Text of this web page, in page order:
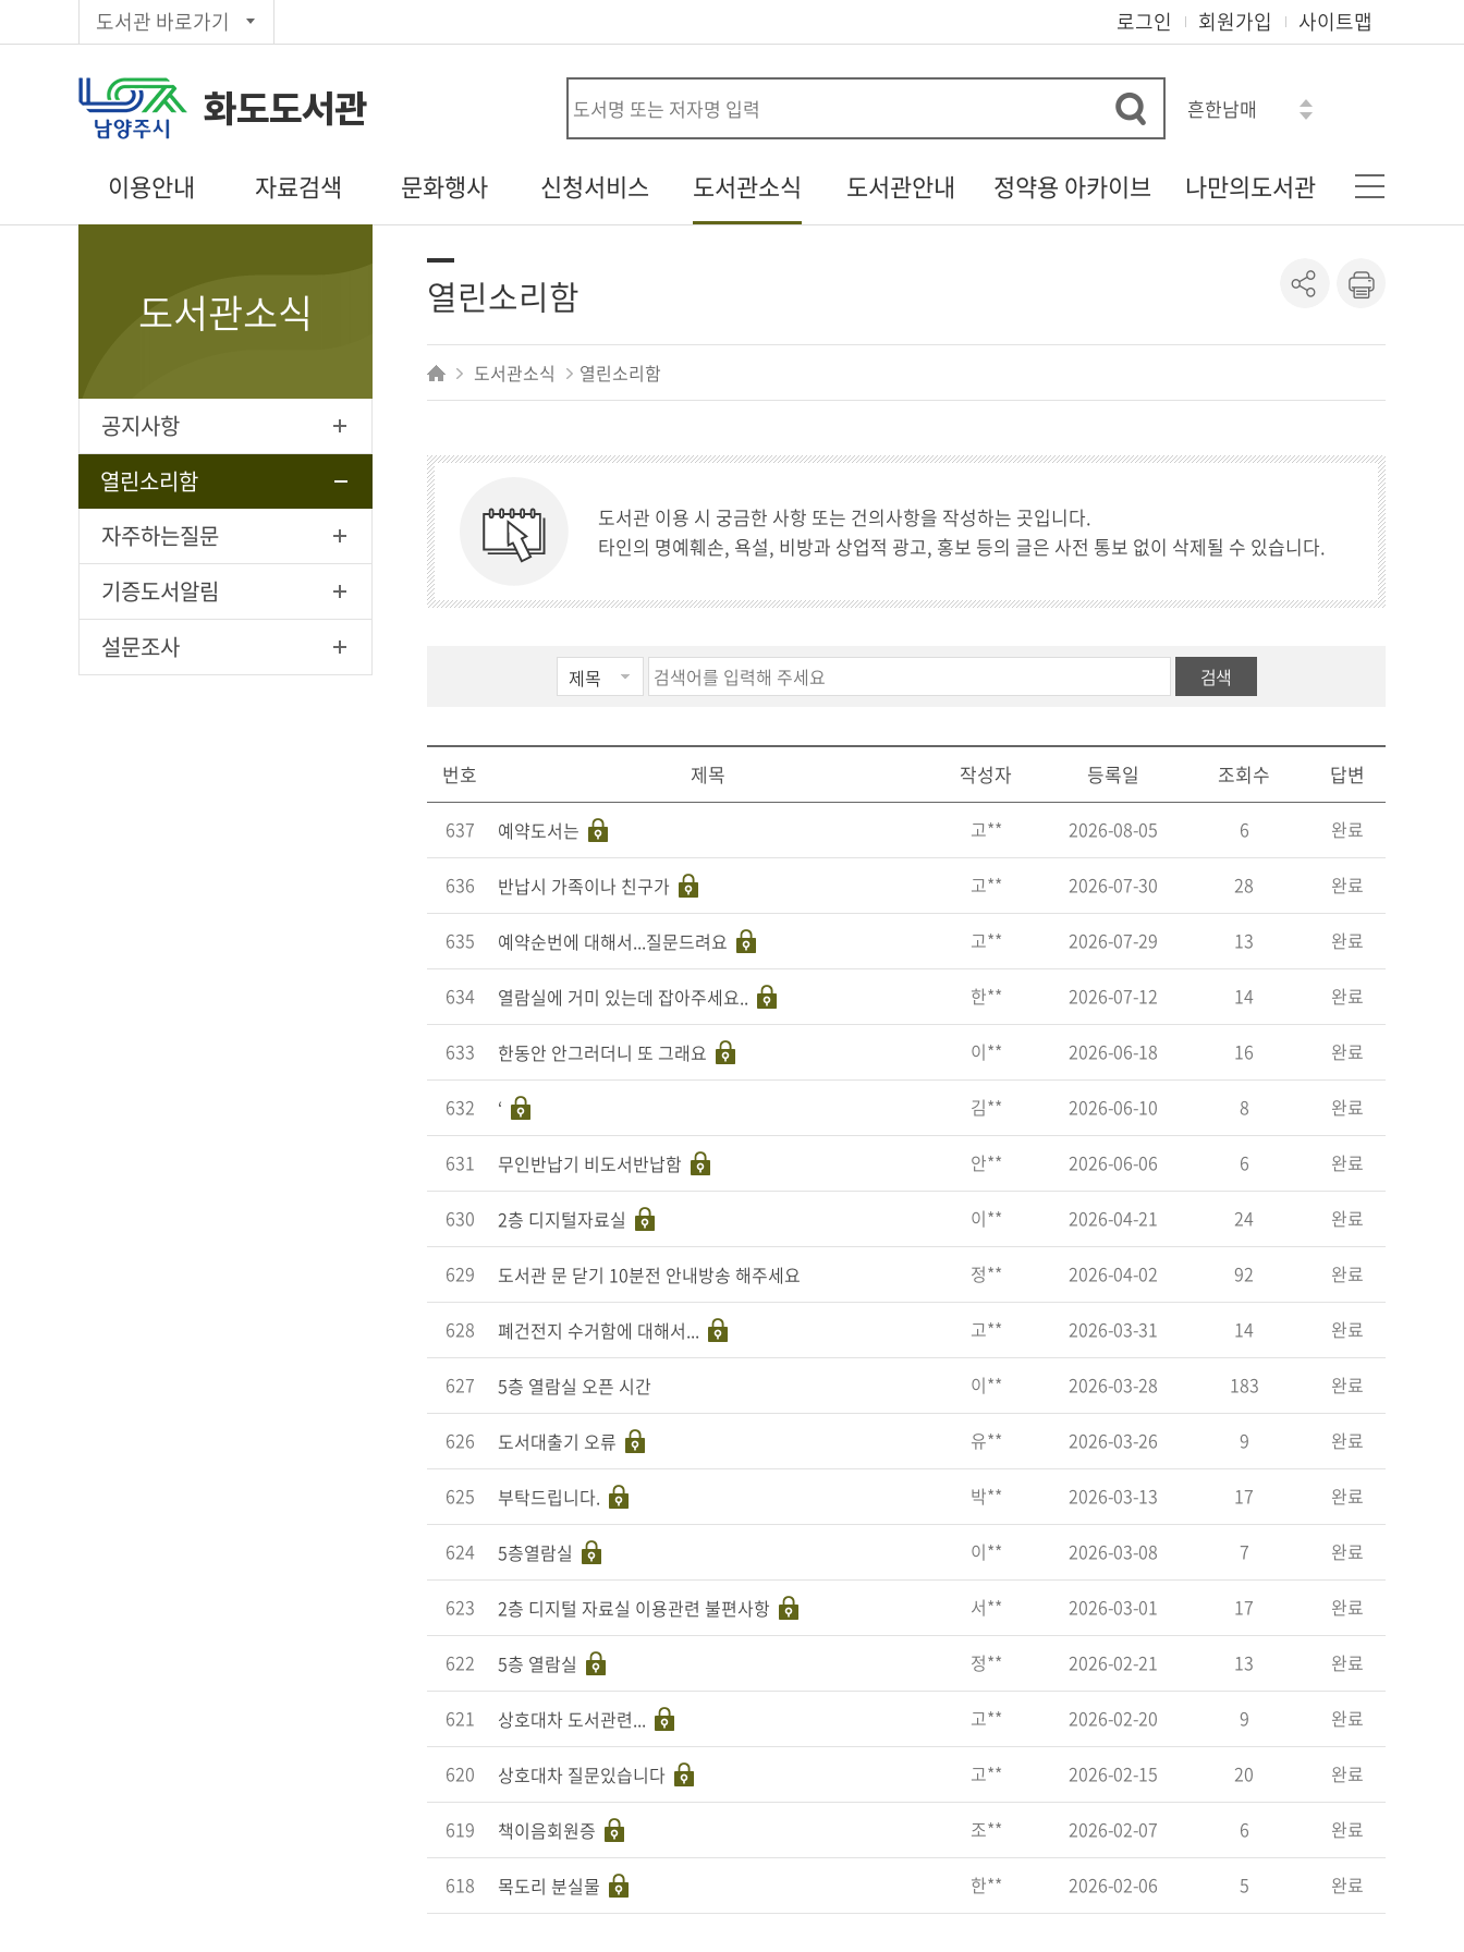
도서관 바로가기 로그인 회원가입 사이트맵
화도도서관
흔한남매
아몬드
혼모노
이용안내
대출/반납/예약
전자도서관
자료검색
신착자료목록
문화행사
문화행사 신청
독서동아리
신청서비스
자원봉사신청
두루두루 서비스
내생애첫도서관
책바다
도서관견학신청
도서관소식
기증도서알림
도서관안내
자료현황
정약용 아카이브
정약용 선생 관련 자료
나만의도서관
나의신청정보
상호대차조회
도서추천서비스
책이음회원전환
도서관소식
공지사항
열린소리함
자주하는질문
기증도서알림
설문조사
열린소리함
도서관소식 열린소리함
도서관 이용 시 궁금한 사항 또는 건의사항을 작성하는 곳입니다.
타인의 명예훼손, 욕설, 비방과 상업적 광고, 홍보 등의 글은 사전 통보 없이 삭제될 수 있습니다.
검색
번호 제목 작성자 등록일 조회수 답변
637 예약도서는 고** 2026-08-05 6 완료
636 반납시 가족이나 친구가 고** 2026-07-30 28 완료
635 예약순번에 대해서...질문드려요 고** 2026-07-29 13 완료
634 열람실에 거미 있는데 잡아주세요.. 한** 2026-07-12 14 완료
633 한동안 안그러더니 또 그래요 이** 2026-06-18 16 완료
632 ‘ 김** 2026-06-10 8 완료
631 무인반납기 비도서반납함 안** 2026-06-06 6 완료
630 2층 디지털자료실 이** 2026-04-21 24 완료
629 도서관 문 닫기 10분전 안내방송 해주세요 정** 2026-04-02 92 완료
628 폐건전지 수거함에 대해서... 고** 2026-03-31 14 완료
627 5층 열람실 오픈 시간 이** 2026-03-28 183 완료
626 도서대출기 오류 유** 2026-03-26 9 완료
625 부탁드립니다. 박** 2026-03-13 17 완료
624 5층열람실 이** 2026-03-08 7 완료
623 2층 디지털 자료실 이용관련 불편사항 서** 2026-03-01 17 완료
622 5층 열람실 정** 2026-02-21 13 완료
621 상호대차 도서관련... 고** 2026-02-20 9 완료
620 상호대차 질문있습니다 고** 2026-02-15 20 완료
619 책이음회원증 조** 2026-02-07 6 완료
618 목도리 분실물 한** 2026-02-06 5 완료